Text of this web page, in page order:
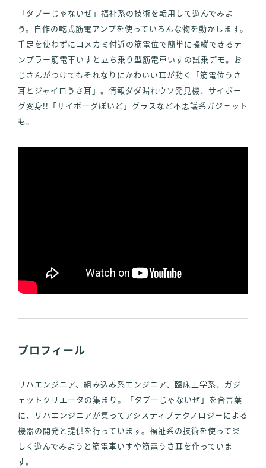
「タブーじゃないぜ」福祉系の技術を転用して遊んでみよ
う。自作の乾式筋電アンプを使っていろんな物を動かします。
手足を使わずにコメカミ付近の筋電位で簡単に操縦できるテ
ンプラー筋電車いすと立ち乗り型筋電車いすの試乗デモ。お
じさんがつけてもそれなりにかわいい耳が動く「筋電位うさ
耳とジャイロうさ耳」。情報ダダ漏れウソ発見機、サイボー
グ変身!!「サイボーグぽいど」グラスなど不思議系ガジェット
も。
プロフィール
リハエンジニア、組み込み系エンジニア、臨床工学系、ガジ
ェットクリエータの集まり。「タブーじゃないぜ」を合言葉
に、リハエンジニアが集ってアシスティブテクノロジーによる
機器の開発と提供を行っています。福祉系の技術を使って楽
しく遊んでみようと筋電車いすや筋電うさ耳を作っていま
す。